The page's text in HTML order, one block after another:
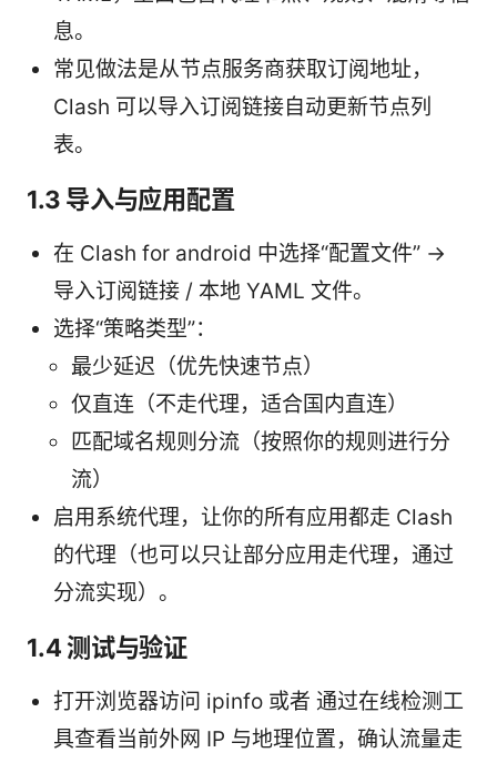
息。
常见做法是从节点服务商获取订阅地址，
Clash 可以导入订阅链接自动更新节点列
表。
1.3 导入与应用配置
在 Clash for android 中选择“配置文件” ->
导入订阅链接 / 本地 YAML 文件。
选择“策略类型”：
最少延迟（优先快速节点）
仅直连（不走代理，适合国内直连）
匹配域名规则分流（按照你的规则进行分
流）
启用系统代理，让你的所有应用都走 Clash
的代理（也可以只让部分应用走代理，通过
分流实现）。
1.4 测试与验证
打开浏览器访问 ipinfo 或者 通过在线检测工
具查看当前外网 IP 与地理位置，确认流量走